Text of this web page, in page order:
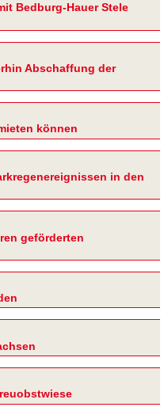
Bedburg-Hauer Stele
Abschaffung der
können
in den
geförderten